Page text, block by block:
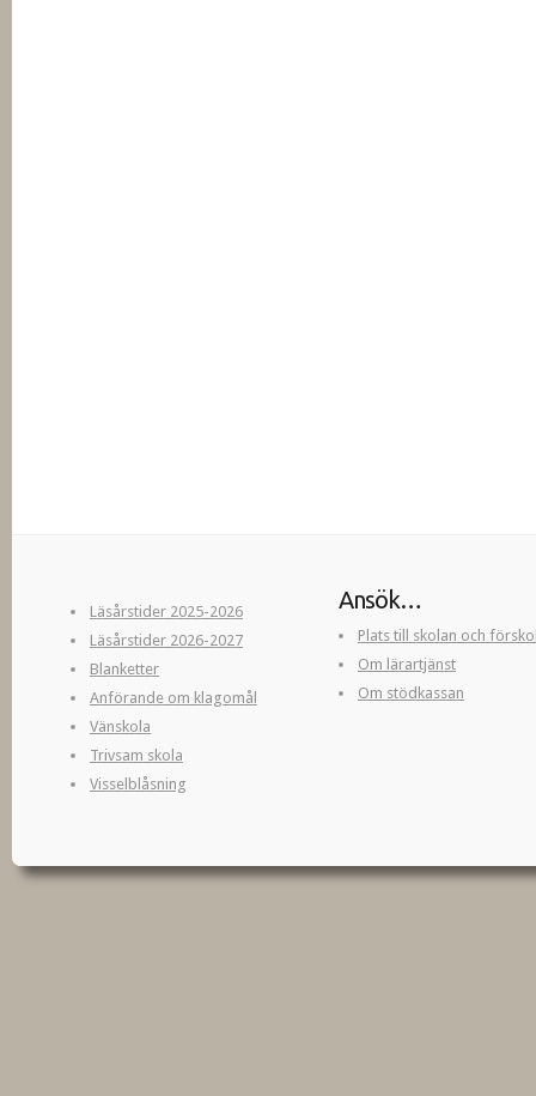
Läsårstider 2025-2026
Läsårstider 2026-2027
Blanketter
Anförande om klagomål
Vänskola
Trivsam skola
Visselblåsning
Ansök…
Plats till skolan och
Om lärartjänst
Om stödkassan